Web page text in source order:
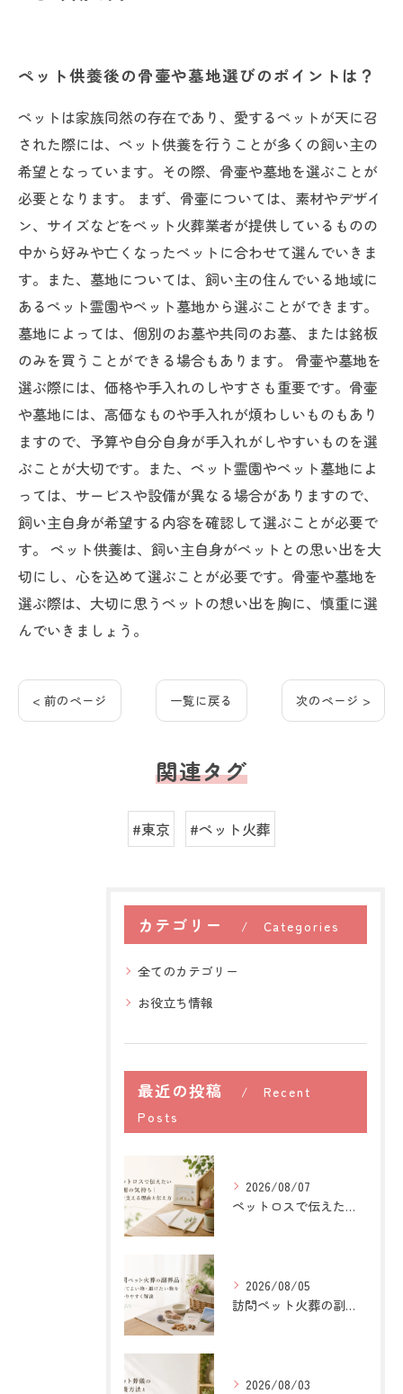
ペット供養後の骨壷や墓地選びのポイントは？
ペットは家族同然の存在であり、愛するペットが天に召
された際には、ペット供養を行うことが多くの飼い主の
希望となっています。その際、骨壷や墓地を選ぶことが
必要となります。 まず、骨壷については、素材やデザイ
ン、サイズなどをペット火葬業者が提供しているものの
中から好みや亡くなったペットに合わせて選んでいきま
す。また、墓地については、飼い主の住んでいる地域に
あるペット霊園やペット墓地から選ぶことができます。
墓地によっては、個別のお墓や共同のお墓、または銘板
のみを買うことができる場合もあります。 骨壷や墓地を
選ぶ際には、価格や手入れのしやすさも重要です。骨壷
や墓地には、高価なものや手入れが煩わしいものもあり
ますので、予算や自分自身が手入れがしやすいものを選
ぶことが大切です。また、ペット霊園やペット墓地によ
っては、サービスや設備が異なる場合がありますので、
飼い主自身が希望する内容を確認して選ぶことが必要で
す。 ペット供養は、飼い主自身がペットとの思い出を大
切にし、心を込めて選ぶことが必要です。骨壷や墓地を
選ぶ際は、大切に思うペットの想い出を胸に、慎重に選
んでいきましょう。
< 前のページ 一覧に戻る 次のページ >
関連タグ
#東京 #ペット火葬
カテゴリー Categories
全てのカテゴリー
お役立ち情報
最近の投稿
Recent
Posts
2026/08/07
ペットロスで伝えたい感謝の気持ち｜心を支える理由と伝え方
2026/08/05
訪問ペット火葬の副葬品｜入れてよい物・避けたい物を分かりやすく解説
2026/08/03